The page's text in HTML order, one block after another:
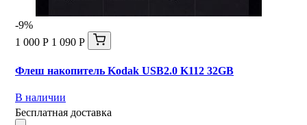
-9%
1 000 Р 1 090 Р
Флеш накопитель Kodak USB2.0 K112 32GB
В наличии
Бесплатная доставка